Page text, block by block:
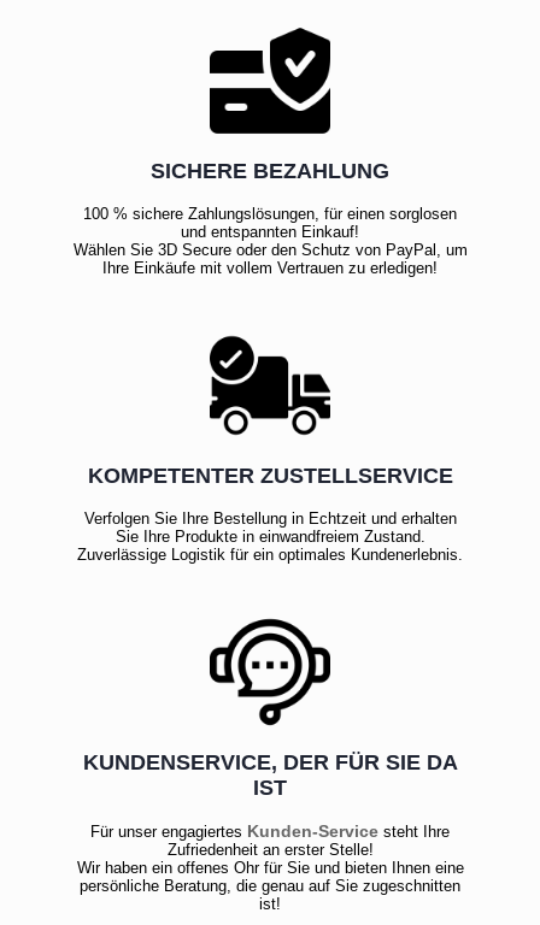
SICHERE BEZAHLUNG
100 % sichere Zahlungslösungen, für einen sorglosen
und entspannten Einkauf!
Wählen Sie 3D Secure oder den Schutz von PayPal, um
Ihre Einkäufe mit vollem Vertrauen zu erledigen!
KOMPETENTER ZUSTELLSERVICE
Verfolgen Sie Ihre Bestellung in Echtzeit und erhalten
Sie Ihre Produkte in einwandfreiem Zustand.
Zuverlässige Logistik für ein optimales Kundenerlebnis.
KUNDENSERVICE, DER FÜR SIE DA
IST
Für unser engagiertes Kunden-Service steht Ihre
Zufriedenheit an erster Stelle!
Wir haben ein offenes Ohr für Sie und bieten Ihnen eine
persönliche Beratung, die genau auf Sie zugeschnitten
ist!